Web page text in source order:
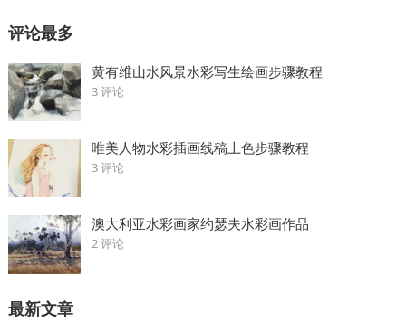
评论最多
黄有维山水风景水彩写生绘画步骤教程
3 评论
唯美人物水彩插画线稿上色步骤教程
3 评论
澳大利亚水彩画家约瑟夫水彩画作品
2 评论
最新文章